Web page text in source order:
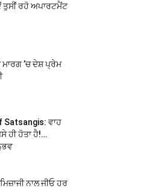
ਰਹੋ ਅਪਾਰਟਮੈਂਟ
’ਚ ਦੇਸ਼ ਪ੍ਰੇਮ
Satsangis: ਵਾਹ
ਹੀ ਹੋਤਾ ਹੈ!…
ਨਾਲ ਜੀਓ ਹਰ